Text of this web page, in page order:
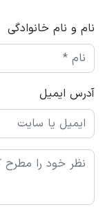
نام و نام خانوادگی
آدرس ایمیل